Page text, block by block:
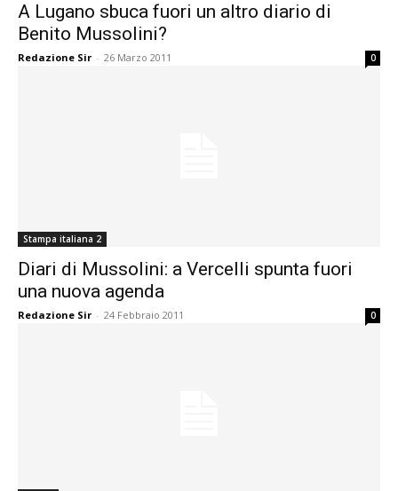
A Lugano sbuca fuori un altro diario di
Benito Mussolini?
Redazione Sir - 26 Marzo 2011 0
Stampa italiana 2
Diari di Mussolini: a Vercelli spunta fuori
una nuova agenda
Redazione Sir - 24 Febbraio 2011 0